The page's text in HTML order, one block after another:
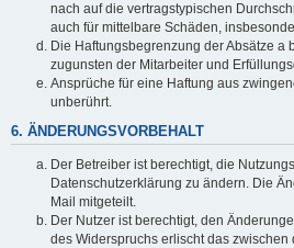
nach auf die vertragstypischen
auch für mittelbare Schäden,
Die Haftungsbegrenzung der Absätze a
zugunsten der Mitarbeiter und
Ansprüche für eine Haftung aus
unberührt.
6. ÄNDERUNGSVORBEHALT
Der Betreiber ist berechtigt, die
Datenschutzerklärung zu ändern. Die
Mail mitgeteilt.
Der Nutzer ist berechtigt, den
des Widerspruchs erlischt das